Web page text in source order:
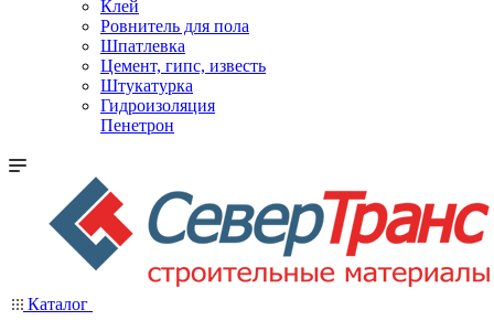
Клей
Ровнитель для пола
Шпатлевка
Цемент, гипс, известь
Штукатурка
Гидроизоляция
Пенетрон
Каталог